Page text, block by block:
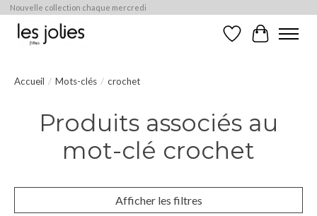
Nouvelle collection chaque mercredi
Liste de souhaits
Panier
Accueil / Mots-clés / crochet
Produits associés au
mot-clé crochet
Afficher les filtres